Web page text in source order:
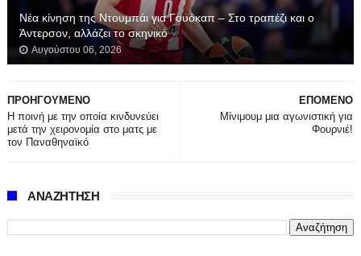
Νέα κίνηση της Ντουμπάι για Γουόκαπ – Στο τραπέζι και ο
Άντερσον, αλλάζει το σκηνικό
Αυγούστου 06, 2026
ΕΠΟΜΕΝΟ
Μίνιμουμ μια αγωνιστική για
Φουρνιέ!
ΠΡΟΗΓΟΥΜΕΝΟ
Η ποινή με την οποία κινδυνεύει
μετά την χειρονομία στο ματς με
τον Παναθηναϊκό
ΑΝΑΖΗΤΗΣΗ